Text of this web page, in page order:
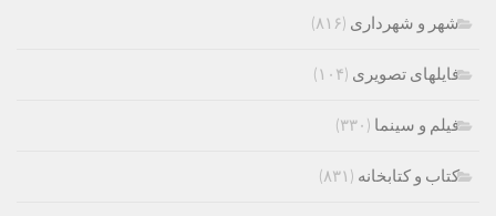
شهر و شهرداری (۸۱۶)
فایلهای تصویری (۱۰۴)
فیلم و سینما (۳۳۰)
کتاب و کتابخانه (۸۳۱)